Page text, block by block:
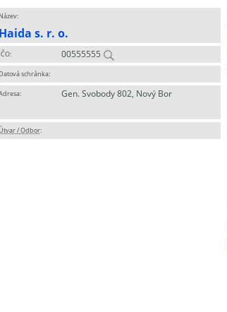
Název:
Haida s. r. o.
IČO: 00555555
Datová schránka:
Gen. Svobody 802, Nový Bor
/ Odbor: